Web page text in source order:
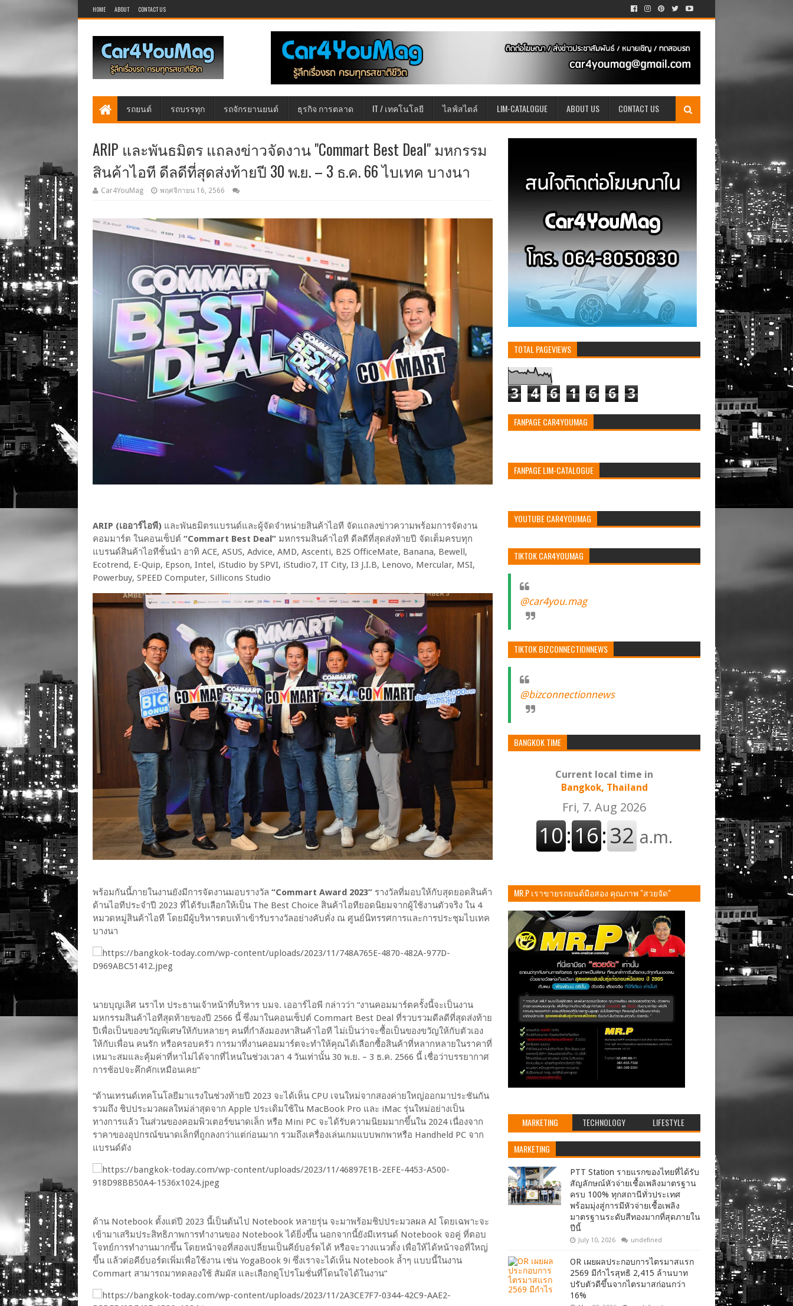
HOME ABOUT CONTACT US
รถยนต์ รถบรรทุก รถจักรยานยนต์ ธุรกิจ การตลาด IT / เทคโนโลยี ไลฟ์สไตล์ LIM-CATALOGUE ABOUT US CONTACT US
ARIP และพันธมิตร แถลงข่าวจัดงาน "Commart Best Deal" มหกรรม
สินค้าไอที ดีลดีที่สุดส่งท้ายปี 30 พ.ย. – 3 ธ.ค. 66 ไบเทค บางนา
Car4YouMag พฤศจิกายน 16, 2566
ARIP (เออาร์ไอพี) และพันธมิตรแบรนด์และผู้จัดจำหน่ายสินค้าไอที จัดแถลงข่าวความพร้อมการจัดงาน
คอมมาร์ต ในคอนเซ็ปต์ “Commart Best Deal” มหกรรมสินค้าไอที ดีลดีที่สุดส่งท้ายปี จัดเต็มครบทุก
แบรนด์สินค้าไอทีชั้นนำ อาทิ ACE, ASUS, Advice, AMD, Ascenti, B2S OfficeMate, Banana, Bewell,
Ecotrend, E-Quip, Epson, Intel, iStudio by SPVI, iStudio7, IT City, I3 J.I.B, Lenovo, Mercular, MSI,
Powerbuy, SPEED Computer, Sillicons Studio
พร้อมกันนี้ภายในงานยังมีการจัดงานมอบรางวัล “Commart Award 2023” รางวัลที่มอบให้กับสุดยอดสินค้า
ด้านไอทีประจำปี 2023 ที่ได้รับเลือกให้เป็น The Best Choice สินค้าไอทียอดนิยมจากผู้ใช้งานตัวจริง ใน 4
หมวดหมู่สินค้าไอที โดยมีผู้บริหารตบเท้าเข้ารับรางวัลอย่างคับคั่ง ณ ศูนย์นิทรรศการและการประชุมไบเทค
บางนา
นายบุญเลิศ นราไท ประธานเจ้าหน้าที่บริหาร บมจ. เออาร์ไอพี กล่าวว่า “งานคอมมาร์ตครั้งนี้จะเป็นงาน
มหกรรมสินค้าไอทีสุดท้ายของปี 2566 นี้ ซึ่งมาในคอนเซ็ปต์ Commart Best Deal ที่รวบรวมดีลดีที่สุดส่งท้าย
ปีเพื่อเป็นของขวัญพิเศษให้กับหลายๆ คนที่กำลังมองหาสินค้าไอที ไม่เป็นว่าจะซื้อเป็นของขวัญให้กับตัวเอง
ให้กับเพื่อน คนรัก หรือครอบครัว การมาที่งานคอมมาร์ตจะทำให้คุณได้เลือกซื้อสินค้าที่หลากหลายในราคาที่
เหมาะสมและคุ้มค่าที่หาไม่ได้จากที่ไหนในช่วงเวลา 4 วันเท่านั้น 30 พ.ย. – 3 ธ.ค. 2566 นี้ เชื่อว่าบรรยากาศ
การช้อปจะคึกคักเหมือนเคย”
“ด้านเทรนด์เทคโนโลยีมาแรงในช่วงท้ายปี 2023 จะได้เห็น CPU เจนใหม่จากสองค่ายใหญ่ออกมาประชันกัน
รวมถึง ชิปประมวลผลใหม่ล่าสุดจาก Apple ประเดิมใช้ใน MacBook Pro และ iMac รุ่นใหม่อย่างเป็น
ทางการแล้ว ในส่วนของคอมพิวเตอร์ขนาดเล็ก หรือ Mini PC จะได้รับความนิยมมากขึ้นใน 2024 เนื่องจาก
ราคาของอุปกรณ์ขนาดเล็กที่ถูกลงกว่าแต่ก่อนมาก รวมถึงเครื่องเล่นเกมแบบพกพาหรือ Handheld PC จาก
แบรนด์ดัง
ด้าน Notebook ตั้งแต่ปี 2023 นี้เป็นต้นไป Notebook หลายรุ่น จะมาพร้อมชิปประมวลผล AI โดยเฉพาะจะ
เข้ามาเสริมประสิทธิภาพการทำงานของ Notebook ได้ยิ่งขึ้น นอกจากนี้ยังมีเทรนด์ Notebook จอคู่ ที่ตอบ
โจทย์การทำงานมากขึ้น โดยหน้าจอที่สองเปลี่ยนเป็นคีย์บอร์ดได้ หรือจะวางแนวตั้ง เพื่อให้ได้หน้าจอที่ใหญ่
ขึ้น แล้วต่อคีย์บอร์ดเพิ่มเพื่อใช้งาน เช่น YogaBook 9i ซึ่งเราจะได้เห็น Notebook ล้ำๆ แบบนี้ในงาน
Commart สามารถมาทดลองใช้ สัมผัส และเลือกดูโปรโมชั่นที่โดนใจได้ในงาน”
TOTAL PAGEVIEWS
3 4 6 1 6 6 3
FANPAGE CAR4YOUMAG
FANPAGE LIM-CATALOGUE
YOUTUBE CAR4YOUMAG
TIKTOK CAR4YOUMAG
@car4you.mag
TIKTOK BIZCONNECTIONNEWS
@bizconnectionnews
BANGKOK TIME
Current local time in
Bangkok, Thailand
MR.P เราขายรถยนต์มือสอง คุณภาพ "สวยจัด"
MARKETING TECHNOLOGY LIFESTYLE
MARKETING
PTT Station รายแรกของไทยที่ได้รับ
สัญลักษณ์หัวจ่ายเชื้อเพลิงมาตรฐาน
ครบ 100% ทุกสถานีทั่วประเทศ
พร้อมมุ่งสู่การมีหัวจ่ายเชื้อเพลิง
มาตรฐานระดับสีทองมากที่สุดภายใน
ปีนี้
July 10, 2026 undefined
OR เผยผลประกอบการไตรมาสแรก
2569 มีกำไรสุทธิ 2,415 ล้านบาท
ปรับตัวดีขึ้นจากไตรมาสก่อนกว่า
16%